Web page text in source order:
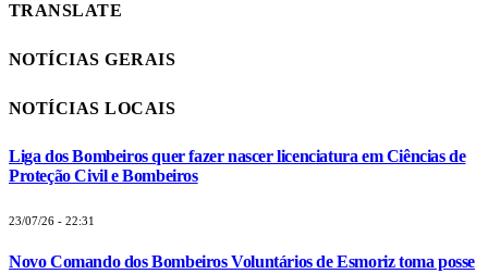
TRANSLATE
NOTÍCIAS GERAIS
NOTÍCIAS LOCAIS
Liga dos Bombeiros quer fazer nascer licenciatura em Ciências de
Proteção Civil e Bombeiros
23/07/26 - 22:31
Novo Comando dos Bombeiros Voluntários de Esmoriz toma posse